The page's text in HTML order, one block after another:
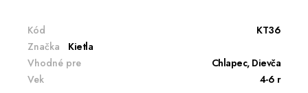
Kód
KT36
Značka
Kietla
Vhodné pre
Chlapec, Dievča
Vek
4-6 r